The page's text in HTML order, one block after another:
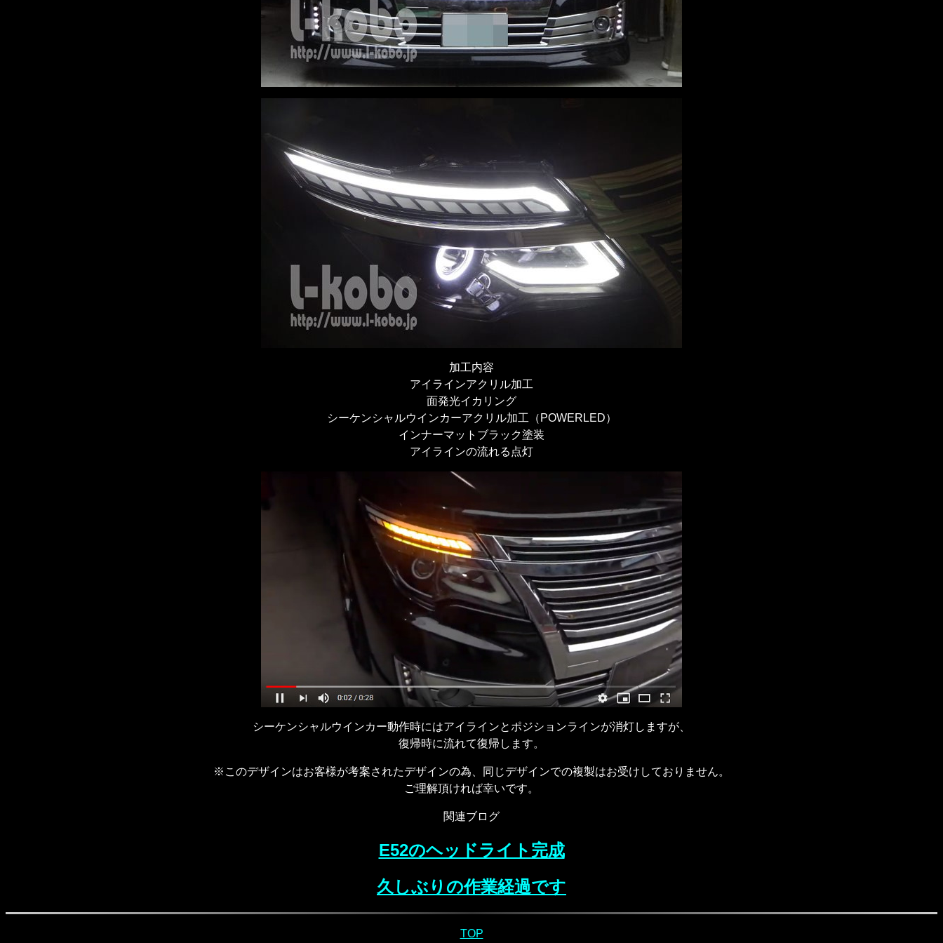
加工内容
アイラインアクリル加工
面発光イカリング
シーケンシャルウインカーアクリル加工（POWERLED）
インナーマットブラック塗装
アイラインの流れる点灯
シーケンシャルウインカー動作時にはアイラインとポジションラインが消灯しますが、
復帰時に流れて復帰します。
※このデザインはお客様が考案されたデザインの為、同じデザインでの複製はお受けしておりません。
ご理解頂ければ幸いです。
関連ブログ
E52のヘッドライト完成
久しぶりの作業経過です
TOP